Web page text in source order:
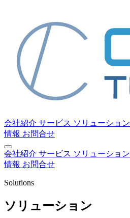
会社紹介 サービス ソリューション
情報 お問合せ
会社紹介 サービス ソリューション
情報 お問合せ
Solutions
ソリューション